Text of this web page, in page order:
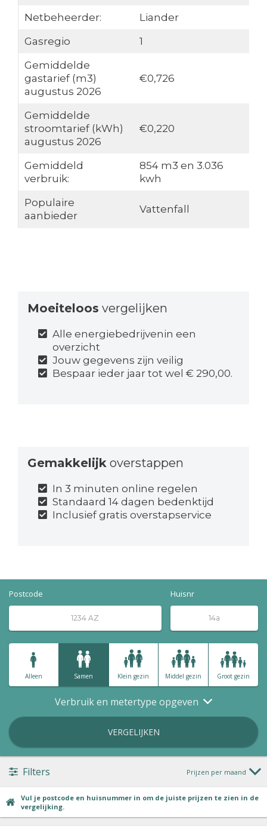
Netbeheerder:
Liander
Gasregio
1
Gemiddelde
gastarief (m3)
augustus 2026
€0,726
Gemiddelde
stroomtarief (kWh)
augustus 2026
€0,220
Gemiddeld
verbruik:
854 m3 en 3.036
kwh
Populaire
aanbieder
Vattenfall
Moeiteloos vergelijken
Alle energiebedrijvenin een
overzicht
Jouw gegevens zijn veilig
Bespaar ieder jaar tot wel € 290,00.
Gemakkelijkoverstappen
In 3 minuten online regelen
Standaard 14 dagen bedenktijd
Inclusief gratis overstapservice
Postcode Huisnr
Alleen Samen Klein gezin Middel gezin Groot gezin
Verbruik en metertype opgeven
VERGELIJKEN
Filters Prijzen per maand
Vul je postcode en huisnummer in om de juiste prijzen te zien in de
vergelijking.